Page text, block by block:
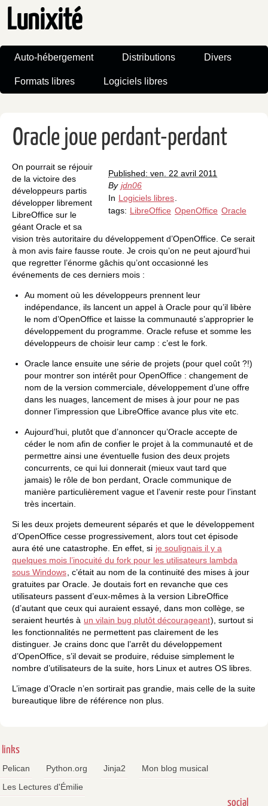
Lunixité
Auto-hébergement Distributions Divers
Formats libres Logiciels libres
Oracle joue perdant-perdant
Published: ven. 22 avril 2011
By jdn06
In Logiciels libres
tags: LibreOffice OpenOffice Oracle
On pourrait se réjouir
de la victoire des
développeurs partis
développer librement
LibreOffice sur le
géant Oracle et sa
vision très autoritaire du développement d’OpenOffice. Ce serait
à mon avis faire fausse route. Je crois qu’on ne peut ajourd’hui
que regretter l’énorme gâchis qu’ont occasionné les
événements de ces derniers mois :
Au moment où les développeurs prennent leur
indépendance, ils lancent un appel à Oracle pour qu’il libère
le nom d’OpenOffice et laisse la communauté s’approprier le
développement du programme. Oracle refuse et somme les
développeurs de choisir leur camp : c’est le fork.
Oracle lance ensuite une série de projets (pour quel coût ?!)
pour montrer son intérêt pour OpenOffice : changement de
nom de la version commerciale, développement d’une offre
dans les nuages, lancement de mises à jour pour ne pas
donner l’impression que LibreOffice avance plus vite etc.
Aujourd’hui, plutôt que d’annoncer qu’Oracle accepte de
céder le nom afin de confier le projet à la communauté et de
permettre ainsi une éventuelle fusion des deux projets
concurrents, ce qui lui donnerait (mieux vaut tard que
jamais) le rôle de bon perdant, Oracle communique de
manière particulièrement vague et l’avenir reste pour l’instant
très incertain.
Si les deux projets demeurent séparés et que le développement
d’OpenOffice cesse progressivement, alors tout cet épisode
aura été une catastrophe. En effet, si je soulignais il y a
quelques mois l’inocuité du fork pour les utilisateurs lambda
sous Windows , c’était au nom de la continuité des mises à jour
gratuites par Oracle. Je doutais fort en revanche que ces
utilisateurs passent d’eux-mêmes à la version LibreOffice
(d’autant que ceux qui auraient essayé, dans mon collège, se
seraient heurtés à un vilain bug plutôt décourageant), surtout si
les fonctionnalités ne permettent pas clairement de les
distinguer. Je crains donc que l’arrêt du développement
d’OpenOffice, s’il devait se produire, réduise simplement le
nombre d’utilisateurs de la suite, hors Linux et autres OS libres.
L’image d’Oracle n’en sortirait pas grandie, mais celle de la suite
bureautique libre de référence non plus.
links
Pelican Python.org Jinja2
Mon blog musical
Les Lectures d'Émilie
social